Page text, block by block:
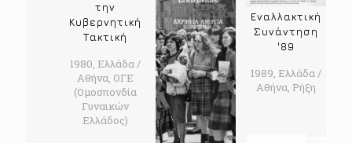
την
Κυβερνητική
Τακτική
1980, Ελλάδα /
Αθήνα, ΟΓΕ
(Ομοσπονδία
Γυναικών
Ελλάδος)
Εναλλακτική
Συνάντηση
'89
1989, Ελλάδα /
Αθήνα, Ρήξη